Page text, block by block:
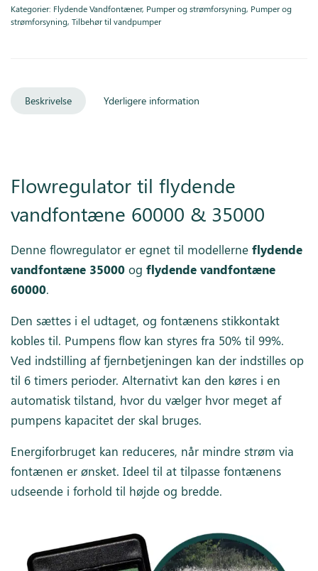
Kategorier: Flydende Vandfontæner, Pumper og strømforsyning, Pumper og
strømforsyning, Tilbehør til vandpumper
Beskrivelse Yderligere information
Flowregulator til flydende
vandfontæne 60000 & 35000
Denne flowregulator er egnet til modellerneflydende
vandfontæne 35000 ogflydende vandfontæne
60000.
Den sættes i el udtaget, og fontænens stikkontakt
kobles til. Pumpens flow kan styres fra 50% til 99%.
Ved indstilling af fjernbetjeningen kan der indstilles op
til 6 timers perioder. Alternativt kan den køres i en
automatisk tilstand, hvor du vælger hvor meget af
pumpens kapacitet der skal bruges.
Energiforbruget kan reduceres, når mindre strøm via
fontænen er ønsket. Ideel til at tilpasse fontænens
udseende i forhold til højde og bredde.